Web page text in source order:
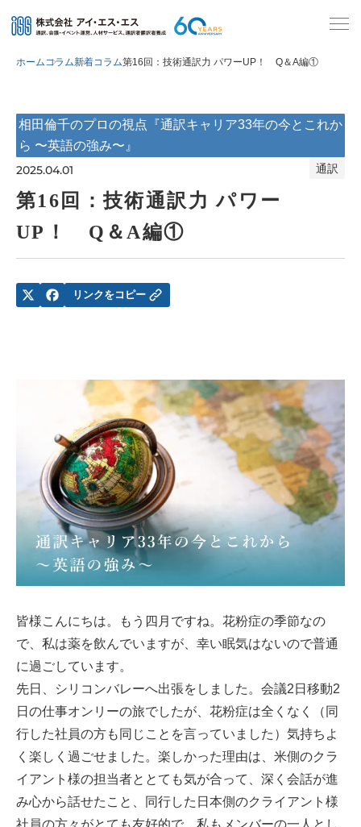
ホームコラム新着コラム第16回：技術通訳力 パワーUP！ Q＆A編①
相田倫千のプロの視点『通訳キャリア33年の今とこれか
ら 〜英語の強み〜』
2025.04.01 通訳
第16回：技術通訳力 パワー
UP！ Q＆A編①
リンクをコピー
皆様こんにちは。もう四月ですね。花粉症の季節なの
で、私は薬を飲んでいますが、幸い眠気はないので普通
に過ごしています。
先日、シリコンバレーへ出張をしました。会議2日移動2
日の仕事オンリーの旅でしたが、花粉症は全くなく（同
行した社員の方も同じことを言っていました）気持ちよ
く楽しく過ごせました。楽しかった理由は、米側のクラ
イアント様の担当者ととても気が合って、深く会話が進
み心から話せたこと、同行した日本側のクライアント様